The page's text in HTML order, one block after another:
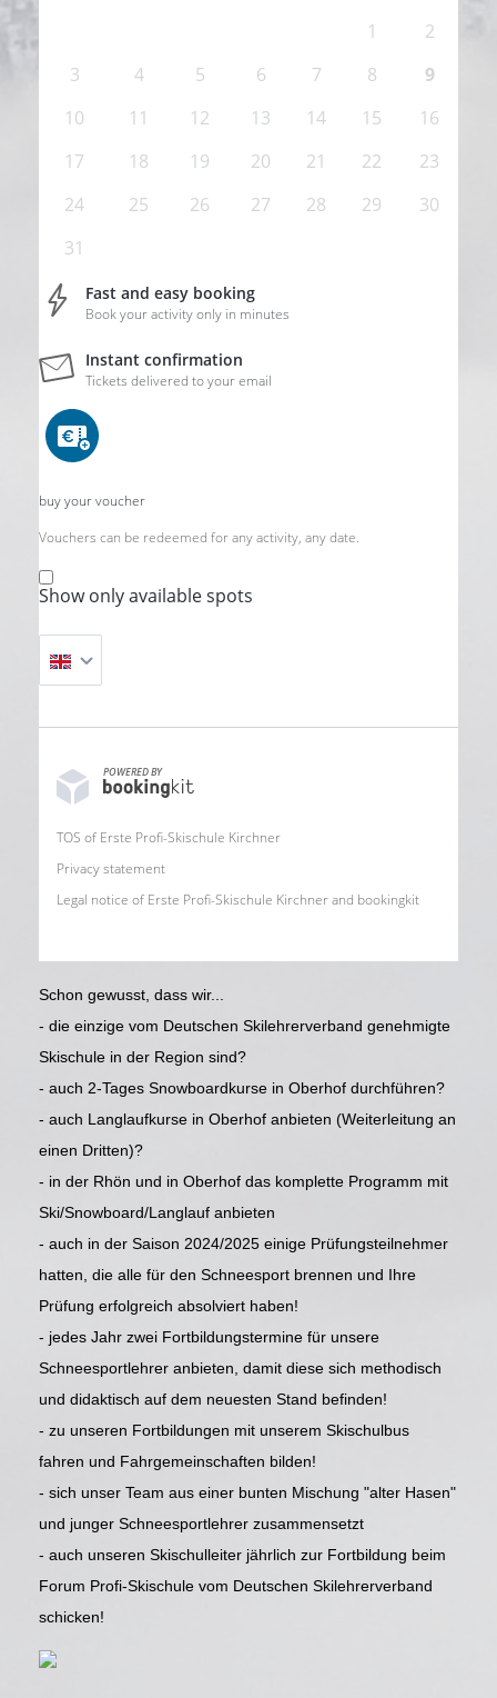
1
2
3
4 5 6 7 8
9
10
11 12 13 14 15
16
17
18 19 20 21 22
23
24
25 26 27 28 29
30
31
Fast and easy booking
Book your activity only in minutes
Instant confirmation
Tickets delivered to your email
buy your voucher
Vouchers can be redeemed for any activity, any date.
Show only available spots
POWERED BY
TOS of Erste Profi-Skischule Kirchner
Privacy statement
Legal notice of Erste Profi-Skischule Kirchner and bookingkit
Schon gewusst, dass wir...
- die einzige vom Deutschen Skilehrerverband genehmigte
Skischule in der Region sind?
- auch 2-Tages Snowboardkurse in Oberhof durchführen?
- auch Langlaufkurse in Oberhof anbieten (Weiterleitung an
einen Dritten)?
- in der Rhön und in Oberhof das komplette Programm mit
Ski/Snowboard/Langlauf anbieten
- auch in der Saison 2024/2025 einige Prüfungsteilnehmer
hatten, die alle für den Schneesport brennen und Ihre
Prüfung erfolgreich absolviert haben!
- jedes Jahr zwei Fortbildungstermine für unsere
Schneesportlehrer anbieten, damit diese sich methodisch
und didaktisch auf dem neuesten Stand befinden!
- zu unseren Fortbildungen mit unserem Skischulbus
fahren und Fahrgemeinschaften bilden!
- sich unser Team aus einer bunten Mischung "alter Hasen"
und junger Schneesportlehrer zusammensetzt
- auch unseren Skischulleiter jährlich zur Fortbildung beim
Forum Profi-Skischule vom Deutschen Skilehrerverband
schicken!